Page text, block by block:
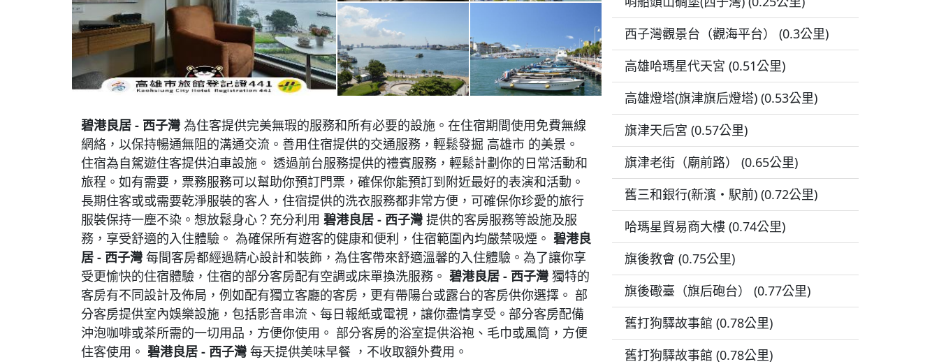
碧港良居 - 西子灣為住客提供完美無瑕的服務和所有必要的設施。在住宿期間使用免費無線
網絡，以保持暢通無阻的溝通交流。善用住宿提供的交通服務，輕鬆發掘 高雄市 的美景。
住宿為自駕遊住客提供泊車設施。 透過前台服務提供的禮賓服務，輕鬆計劃你的日常活動和
旅程。如有需要，票務服務可以幫助你預訂門票，確保你能預訂到附近最好的表演和活動。
長期住客或或需要乾淨服裝的客人，住宿提供的洗衣服務都非常方便，可確保你珍愛的旅行
服裝保持一塵不染。想放鬆身心？充分利用 碧港良居 - 西子灣提供的客房服務等設施及服
務，享受舒適的入住體驗。 為確保所有遊客的健康和便利，住宿範圍內均嚴禁吸煙。 碧港良
居 - 西子灣每間客房都經過精心設計和裝飾，為住客帶來舒適溫馨的入住體驗。為了讓你享
受更愉快的住宿體驗，住宿的部分客房配有空調或床單換洗服務。 碧港良居 - 西子灣獨特的
客房有不同設計及佈局，例如配有獨立客廳的客房，更有帶陽台或露台的客房供你選擇。 部
分客房提供室內娛樂設施，包括影音串流、每日報紙或電視，讓你盡情享受。部分客房配備
沖泡咖啡或茶所需的一切用品，方便你使用。 部分客房的浴室提供浴袍、毛巾或風筒，方便
住客使用。 碧港良居 - 西子灣每天提供美味早餐 ，不收取額外費用。
西子灣觀景台（觀海平台） (0.3公里)
高雄哈瑪星代天宮 (0.51公里)
高雄燈塔(旗津旗后燈塔) (0.53公里)
旗津天后宮 (0.57公里)
旗津老街（廟前路） (0.65公里)
舊三和銀行(新濱・駅前) (0.72公里)
哈瑪星貿易商大樓 (0.74公里)
旗後教會 (0.75公里)
旗後礮臺（旗后砲台） (0.77公里)
舊打狗驛故事館 (0.78公里)
舊打狗驛故事館 (0.78公里)